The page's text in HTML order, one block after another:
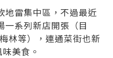
地雷集中區，不過最近
一系列新店開張（目
林等），連通菜街也新
美食。